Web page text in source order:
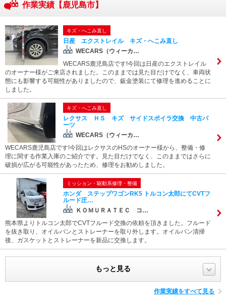
作業実績【鹿児島市】
キズ・へこみ直し
日産 エクストレイル キズ・へこみ直し
WECARS（ウィーカ…
WECARS鹿児島店です!今回は日産のエクストレイル
のオーナー様がご来店されました。このままでは見た目だけでなく、車両状
態にも影響する可能性がありましたので、鈑金塗装にて修理を進めることに
しました。
キズ・へこみ直し
レクサス ＨＳ キズ サイドスポイラ交換 中古パ
ーツ
WECARS（ウィーカ…
WECARS鹿児島店です!今回はレクサスのHSのオーナー様から、整備・修
理に関する作業入庫のご紹介です。見た目だけでなく、このままではさらに
破損が広がる可能性があったため、修理をお勧めしました。
ミッション・駆動系修理・整備
ホンダ ステップワゴンRK5 トルコン太郎にてCVTフ
ルード圧…
ＫＯＭＵＲＡＴＥＣ コ…
熊本県よりトルコン太郎でCVTフルード交換の依頼を頂きました。フルード
を抜き取り、オイルパンとストレーナーを取り外します。オイルパン清掃
後、ガスケットとストレーナーを新品に交換します。
もっと見る
作業実績をすべて見る